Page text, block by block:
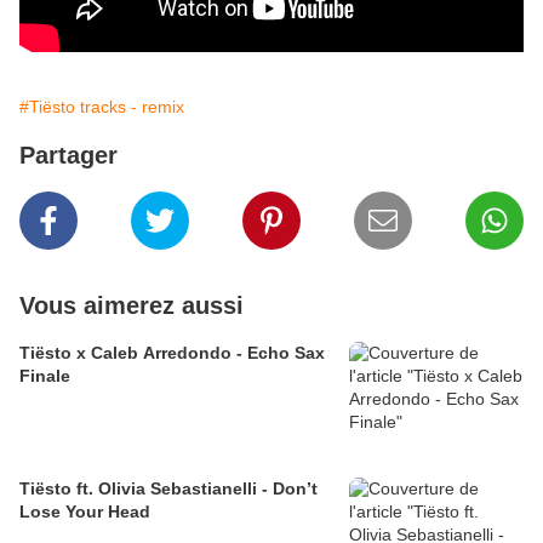
#Tiësto tracks - remix
Partager
Vous aimerez aussi
Tiësto x Caleb Arredondo - Echo Sax
Finale
Tiësto ft. Olivia Sebastianelli - Don’t
Lose Your Head